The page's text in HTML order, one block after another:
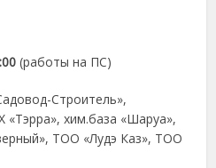
(работы на ПС)
Строитель»,
«Тэрра», хим.база «Шаруа»,
ТОО «Лудэ Каз», ТОО